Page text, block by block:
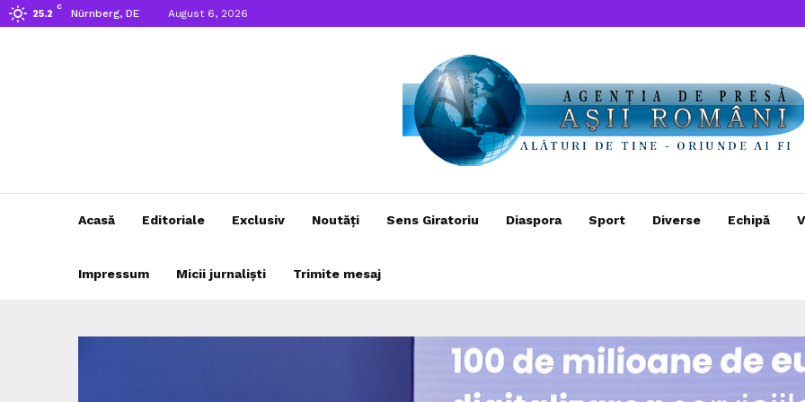
25.2
C
Nürnberg, DE August 6, 2026
Acasă Editoriale Exclusiv Noutăți Sens Giratoriu Diaspora Sport Diverse Echipă
Impressum Micii jurnaliști Trimite mesaj